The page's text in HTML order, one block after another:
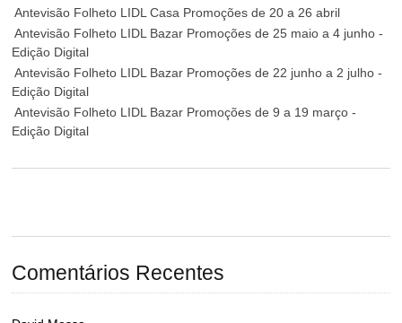
Antevisão Folheto LIDL Casa Promoções de 20 a 26 abril
Antevisão Folheto LIDL Bazar Promoções de 25 maio a 4 junho -
Edição Digital
Antevisão Folheto LIDL Bazar Promoções de 22 junho a 2 julho -
Edição Digital
Antevisão Folheto LIDL Bazar Promoções de 9 a 19 março -
Edição Digital
Comentários Recentes